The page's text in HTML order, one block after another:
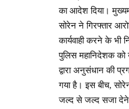
का आदेश दिया।
सोरेन ने गिरफ्तार
कार्यवाही करने के भी
पुलिस महानिदेशक को
द्वारा अनुसंधान की
गया है। इस बीच,
जल्द से जल्द सजा देने